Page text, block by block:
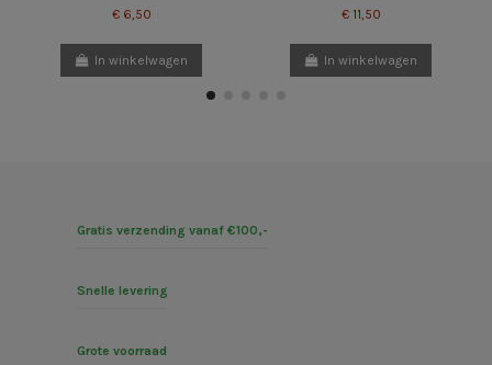
€ 6,50
In winkelwagen
€ 11,50
In winkelwagen
Gratis verzending vanaf €100,-
Snelle levering
Grote voorraad